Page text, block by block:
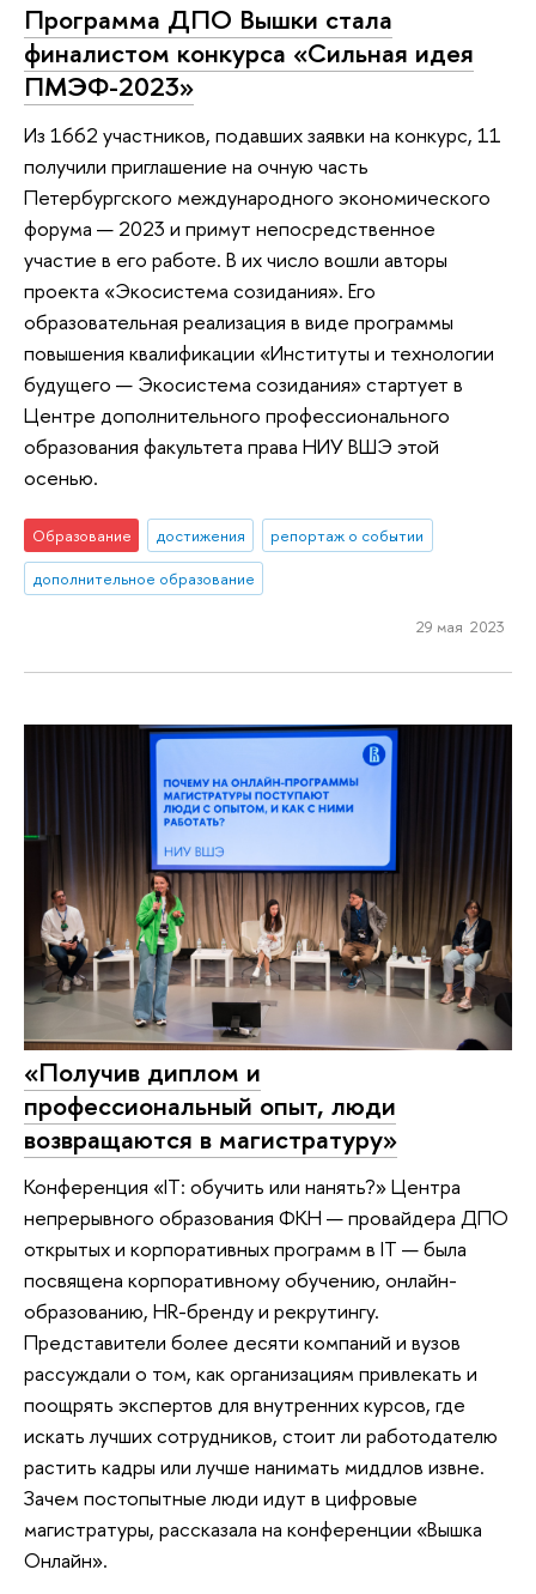
Программа ДПО Вышки стала
финалистом конкурса «Сильная идея
ПМЭФ-2023»
Из 1662 участников, подавших заявки на конкурс, 11
получили приглашение на очную часть
Петербургского международного экономического
форума — 2023 и примут непосредственное
участие в его работе. В их число вошли авторы
проекта «Экосистема созидания». Его
образовательная реализация в виде программы
повышения квалификации «Институты и технологии
будущего — Экосистема созидания» стартует в
Центре дополнительного профессионального
образования факультета права НИУ ВШЭ этой
осенью.
Образование достижения
репортаж о событии
дополнительное образование
29 мая 2023
«Получив диплом и
профессиональный опыт, люди
возвращаются в магистратуру»
Конференция «IT: обучить или нанять?» Центра
непрерывного образования ФКН — провайдера ДПО
открытых и корпоративных программ в IT — была
посвящена корпоративному обучению, онлайн-
образованию, HR-бренду и рекрутингу.
Представители более десяти компаний и вузов
рассуждали о том, как организациям привлекать и
поощрять экспертов для внутренних курсов, где
искать лучших сотрудников, стоит ли работодателю
растить кадры или лучше нанимать миддлов извне.
Зачем постопытные люди идут в цифровые
магистратуры, рассказала на конференции «Вышка
Онлайн».